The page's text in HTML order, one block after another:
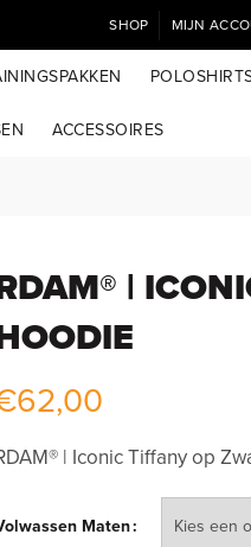
SHOP MIJN
ACCESSOIRES
|
62,00
| Iconic Tiffany op
Maten